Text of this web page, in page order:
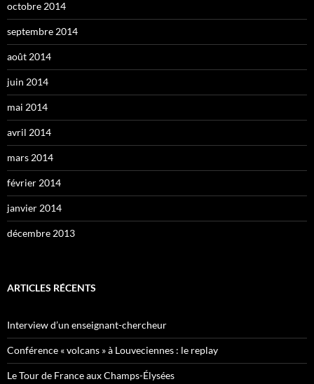
octobre 2014
septembre 2014
août 2014
juin 2014
mai 2014
avril 2014
mars 2014
février 2014
janvier 2014
décembre 2013
ARTICLES RÉCENTS
Interview d’un enseignant-chercheur
Conférence « volcans » à Louveciennes : le replay
Le Tour de France aux Champs-Élysées